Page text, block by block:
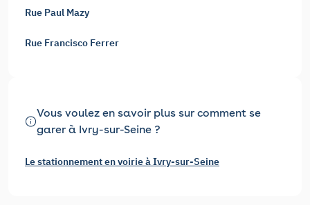
Rue Paul Mazy
Rue Francisco Ferrer
Vous voulez en savoir plus sur comment se
garer à Ivry-sur-Seine ?
Le stationnement en voirie à Ivry-sur-Seine